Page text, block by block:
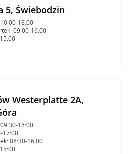
5, Świebodzin
18:00
09:00-16:00
Westerplatte 2A,
18:00
17:00
08:30-16:00